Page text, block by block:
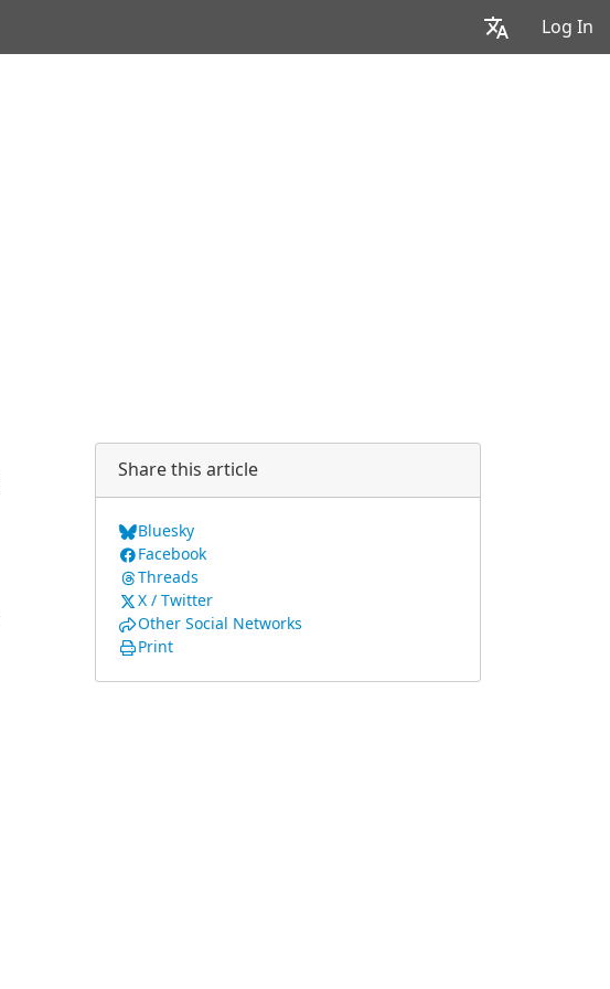
Log In
Share this article
Bluesky
Facebook
Threads
X / Twitter
Other Social Networks
Print